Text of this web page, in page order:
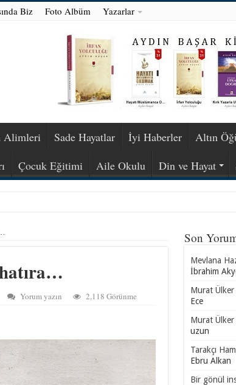
Biz Foto Albüm Yazarlar
Alimleri Sade Hayatlar İyi Haberler Altın
Çocuk Eğitimi Aile Okulu Din ve Hayat
Yorum yazın 2,118 Görünme
Son
Mevlana
İbrahim
Murat
Ece
Murat
uzun
Tarakçı
Ebru Alkan
Bir gönül